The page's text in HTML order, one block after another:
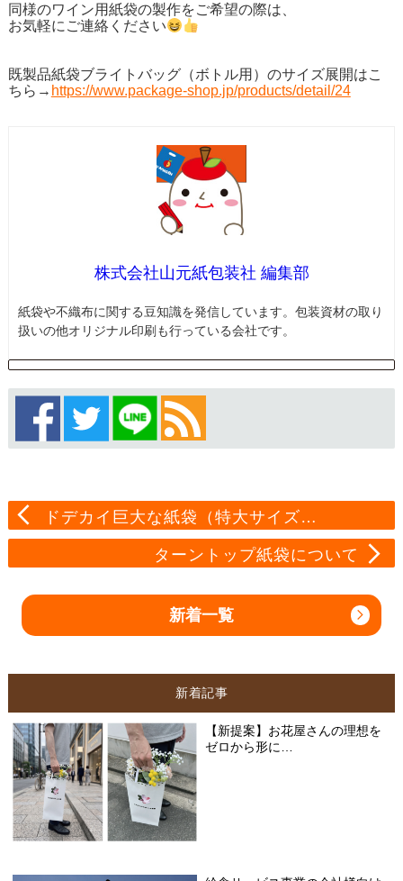
同様のワイン用紙袋の製作をご希望の際は、
お気軽にご連絡ください
既製品紙袋ブライトバッグ（ボトル用）のサイズ展開はこ
ちら→ https://www.package-shop.jp/products/detail/24
株式会社山元紙包装社 編集部
紙袋や不織布に関する豆知識を発信しています。包装資材の取り
扱いの他オリジナル印刷も行っている会社です。
ドデカイ巨大な紙袋（特大サイズ…
ターントップ紙袋について
新着一覧
新着記事
【新提案】お花屋さんの理想を
ゼロから形に…